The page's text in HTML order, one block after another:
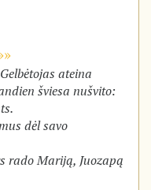
ateina
šviesa nušvito:
dėl savo
rado Mariją, Juozapą